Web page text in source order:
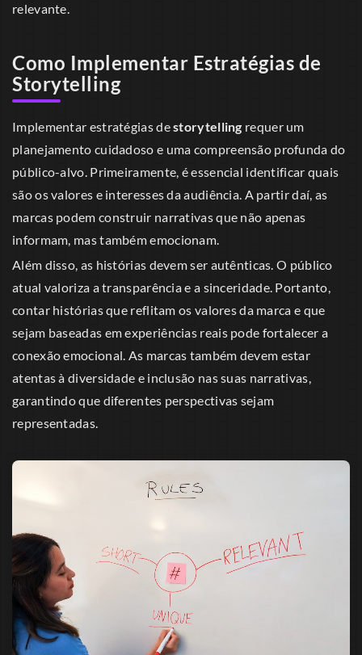
relevante.
Como Implementar Estratégias de
Storytelling
Implementar estratégias destorytelling requer um
planejamento cuidadoso e uma compreensão profunda do
público-alvo. Primeiramente, é essencial identificar quais
são os valores e interesses da audiência. A partir daí, as
marcas podem construir narrativas que não apenas
informam, mas também emocionam.
Além disso, as histórias devem ser autênticas. O público
atual valoriza a transparência e a sinceridade. Portanto,
contar histórias que reflitam os valores da marca e que
sejam baseadas em experiências reais pode fortalecer a
conexão emocional. As marcas também devem estar
atentas à diversidade e inclusão nas suas narrativas,
garantindo que diferentes perspectivas sejam
representadas.